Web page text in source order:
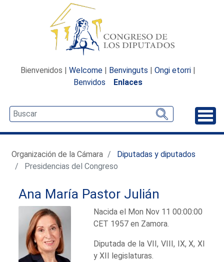
Bienvenidos | Welcome | Benvinguts | Ongi etorri |
Benvidos
Enlaces
Organización de la Cámara
Diputadas y diputados
Presidencias del Congreso
Ana María Pastor Julián
Nacida el Mon Nov 11 00:00:00
CET 1957 en Zamora.
Diputada de la VII, VIII, IX, X, XI
y XII legislaturas.